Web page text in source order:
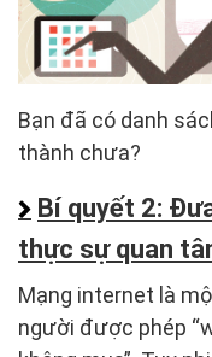
Bạn đã có danh
thành chưa?
Bí quyết 2:
thực sự quan
Mạng internet là
người được phép